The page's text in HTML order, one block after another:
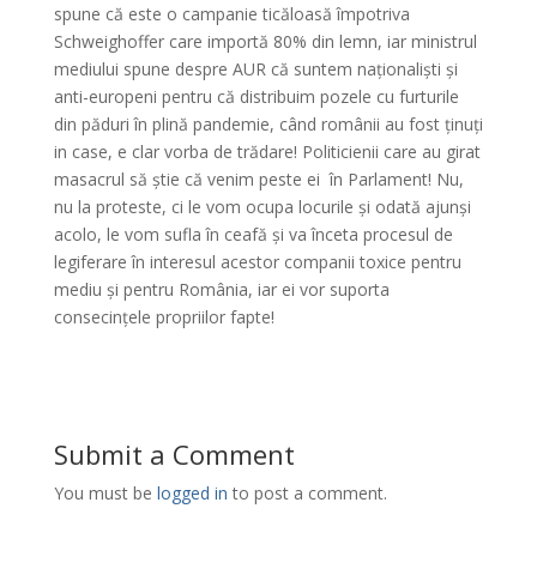
spune că este o campanie ticăloasă împotriva
Schweighoffer care importă 80% din lemn, iar ministrul
mediului spune despre AUR că suntem naționaliști și
anti-europeni pentru că distribuim pozele cu furturile
din păduri în plină pandemie, când românii au fost ținuți
in case, e clar vorba de trădare! Politicienii care au girat
masacrul să știe că venim peste ei în Parlament! Nu,
nu la proteste, ci le vom ocupa locurile și odată ajunși
acolo, le vom sufla în ceafă și va înceta procesul de
legiferare în interesul acestor companii toxice pentru
mediu și pentru România, iar ei vor suporta
consecințele propriilor fapte!
Submit a Comment
You must be logged in to post a comment.